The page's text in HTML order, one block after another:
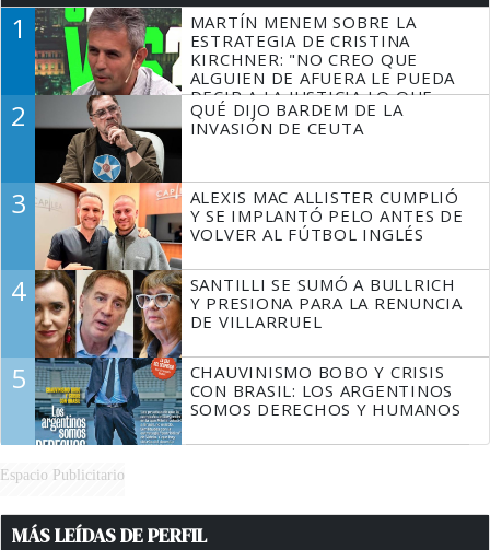
1
MARTÍN MENEM SOBRE LA
ESTRATEGIA DE CRISTINA
KIRCHNER: "NO CREO QUE
ALGUIEN DE AFUERA LE PUEDA
DECIR A LA JUSTICIA LO QUE
TIENE QUE HACER"
2
QUÉ DIJO BARDEM DE LA
INVASIÓN DE CEUTA
3
ALEXIS MAC ALLISTER CUMPLIÓ
Y SE IMPLANTÓ PELO ANTES DE
VOLVER AL FÚTBOL INGLÉS
4
SANTILLI SE SUMÓ A BULLRICH
Y PRESIONA PARA LA RENUNCIA
DE VILLARRUEL
5
CHAUVINISMO BOBO Y CRISIS
CON BRASIL: LOS ARGENTINOS
SOMOS DERECHOS Y HUMANOS
Espacio Publicitario
MÁS LEÍDAS DE PERFIL